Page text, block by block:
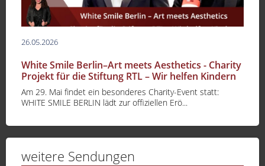
26.05.2026
White Smile Berlin–Art meets Aesthetics - Charity
Projekt für die Stiftung RTL – Wir helfen Kindern
Am 29. Mai findet ein besonderes Charity-Event statt:
WHITE SMILE BERLIN lädt zur offiziellen Erö...
weitere Sendungen